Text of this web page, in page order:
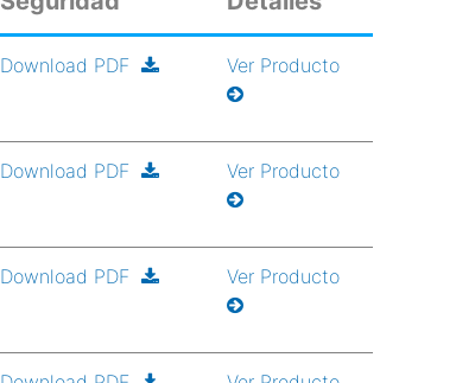
Download PDF Ver Producto
Download PDF Ver Producto
Download PDF Ver Producto